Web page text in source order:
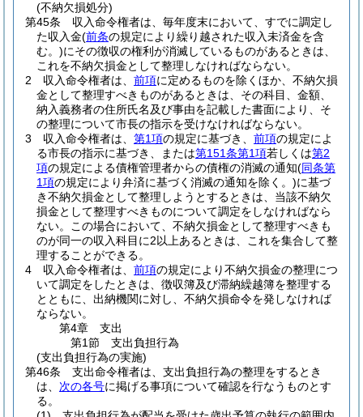
(不納欠損処分)
第45条
収入命令権者は、毎年度末において、すでに調定し
た収入金(前条の規定により繰り越された収入未済金を含
む。)にその徴収の権利が消滅しているものがあるときは、
これを不納欠損金として整理しなければならない。
2
収入命令権者は、 前項に定めるものを除くほか、不納欠損
金として整理すべきものがあるときは、その科目、金額、
納入義務者の住所氏名及び事由を記載した書面により、そ
の整理について市長の指示を受けなければならない。
3
収入命令権者は、 第1項の規定に基づき、 前項の規定によ
る市長の指示に基づき、または第151条第1項若しくは第2
項の規定による債権管理者からの債権の消滅の通知(同条第
1項の規定により弁済に基づく消滅の通知を除く。)に基づ
き不納欠損金として整理しようとするときは、当該不納欠
損金として整理すべきものについて調定をしなければなら
ない。
この場合において、不納欠損金として整理すべきも
のが同一の収入科目に2以上あるときは、これを集合して整
理することができる。
4
収入命令権者は、 前項の規定により不納欠損金の整理につ
いて調定をしたときは、徴収簿及び滞納繰越簿を整理する
とともに、出納機関に対し、不納欠損命令を発しなければ
ならない。
第4章
支出
第1節
支出負担行為
(支出負担行為の実施)
第46条
支出命令権者は、支出負担行為の整理をするとき
は、 次の各号に掲げる事項について確認を行なうものとす
る。